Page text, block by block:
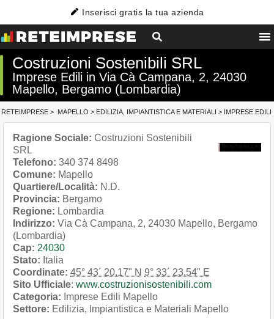
Inserisci gratis la tua azienda
Costruzioni Sostenibili SRL
Imprese Edili in Via Cà Campana, 2, 24030
Mapello, Bergamo (Lombardia)
RETEIMPRESE > MAPELLO > EDILIZIA, IMPIANTISTICA E MATERIALI > IMPRESE EDILI
Ragione Sociale: Costruzioni Sostenibili
SRL
Telefono: 340 374 8498
Comune: Mapello
Quartiere/Località: N.D.
Provincia: Bergamo
Regione: Lombardia
Indirizzo: Via Cà Campana, 2, 24030 Mapello, Bergamo
(Lombardia)
Cap: 24030
Stato: Italia
Coordinate: 45° 43´ 20.17" N 9° 33´ 23.54" E
Sito Ufficiale: www.costruzionisostenibili.com
Categoria: Imprese Edili Mapello
Settore: Edilizia, Impiantistica e Materiali Mapello